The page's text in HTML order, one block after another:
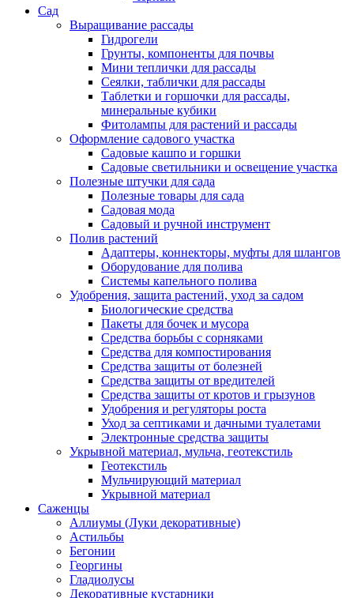
Сад
Выращивание рассады
Гидрогели
Грунты, компоненты для почвы
Мини теплички для рассады
Сеялки, таблички для рассады
Таблетки и горшочки для рассады,
минеральные кубики
Фитолампы для растений и рассады
Оформление садового участка
Садовые кашпо и горшки
Садовые светильники и освещение участка
Полезные штучки для сада
Полезные товары для сада
Садовая мода
Садовый и ручной инструмент
Полив растений
Адаптеры, коннекторы, муфты для шлангов
Оборудование для полива
Системы капельного полива
Удобрения, защита растений, уход за садом
Биологические средства
Пакеты для бочек и мусора
Средства борьбы с сорняками
Средства для компостирования
Средства защиты от болезней
Средства защиты от вредителей
Средства защиты от кротов и грызунов
Удобрения и регуляторы роста
Уход за септиками и дачными туалетами
Электронные средства защиты
Укрывной материал, мульча, геотекстиль
Геотекстиль
Мульчирующий материал
Укрывной материал
Саженцы
Аллиумы (Луки декоративные)
Астильбы
Бегонии
Георгины
Гладиолусы
Декоративные кустарники